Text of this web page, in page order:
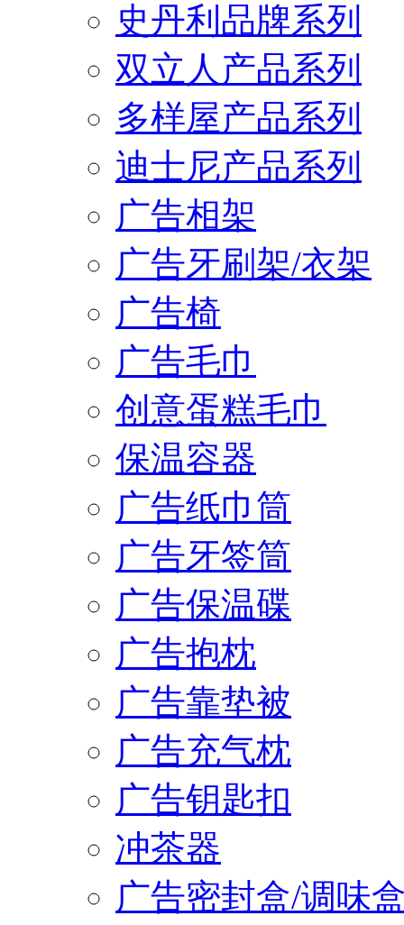
史丹利品牌系列
双立人产品系列
多样屋产品系列
迪士尼产品系列
广告相架
广告牙刷架/衣架
广告椅
广告毛巾
创意蛋糕毛巾
保温容器
广告纸巾筒
广告牙签筒
广告保温碟
广告抱枕
广告靠垫被
广告充气枕
广告钥匙扣
冲茶器
广告密封盒/调味